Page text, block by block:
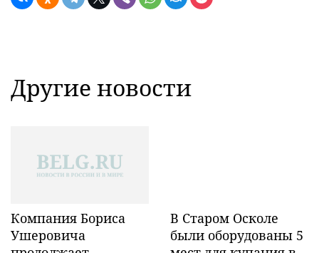
Другие новости
Компания Бориса
Ушеровича
В Старом Осколе
были оборудованы 5